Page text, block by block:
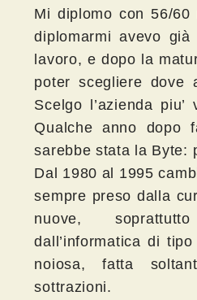
Mi diplomo con 56/
diplomarmi avevo
lavoro, e dopo la
poter scegliere dove
Scelgo l’azienda
Qualche anno dopo
sarebbe stata la Byte:
Dal 1980 al 1995
sempre preso dalla
nuove,
dall’informatica di
noiosa, fatta
sottrazioni.